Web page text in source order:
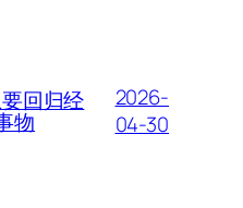
回归经
物
2026-
04-30